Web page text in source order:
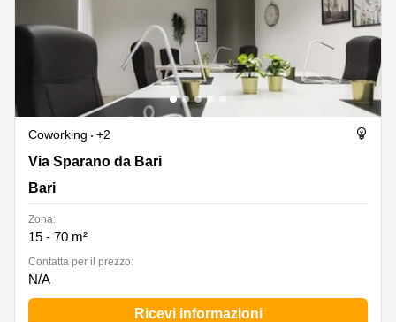
Coworking
+2
Via Sparano da Bari 72, Bari
Via Sparano da Bari
Bari
Zona:
15 - 70 m²
Сontatta per il prezzo:
N/A
Ricevi informazioni